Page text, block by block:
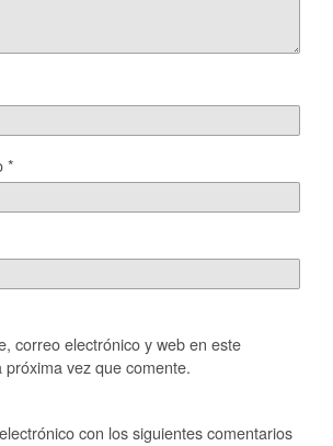
*
correo electrónico y web en este
vez que comente.
con los siguientes comentarios